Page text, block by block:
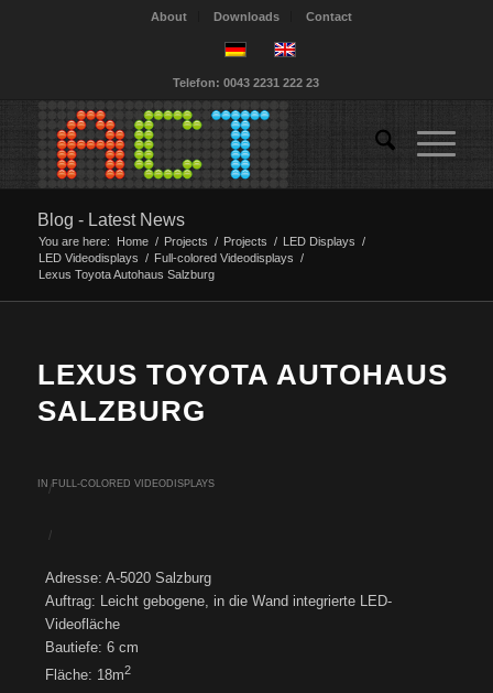
About Downloads Contact
Telefon: 0043 2231 222 23
Blog - Latest News
You are here: Home / Projects / Projects / LED Displays /
LED Videodisplays / Full-colored Videodisplays /
Lexus Toyota Autohaus Salzburg
LEXUS TOYOTA AUTOHAUS
SALZBURG
/
INFULL-COLORED VIDEODISPLAYS
/
Adresse: A-5020 Salzburg
Auftrag: Leicht gebogene, in die Wand integrierte LED-
Videofläche
Bautiefe: 6 cm
Fläche: 18m2